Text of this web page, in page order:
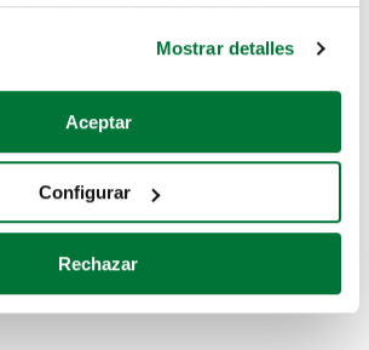
quisiéramos:
sobre su ubicación geográfica
dispositivo analizándolo activamente
específicas (huellas
sobre cómo se procesan sus
Mostrar detalles
Aceptar
Configurar
Rechazar
mano